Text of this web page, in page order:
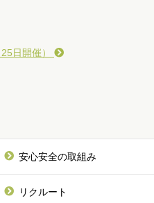
日開催）
安心安全の取組み
リクルート